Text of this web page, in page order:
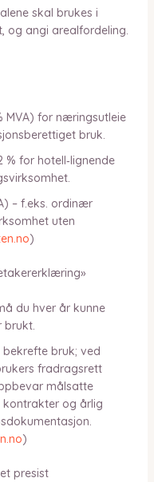
skal brukes i
og angi arealfordeling.
MVA) for næringsutleie
bruk.
% for hotell‑lignende
– f.eks. ordinær
uten
)
du hver år kunne
brukt.
bruk; ved
fradragsrett
målsatte
og årlig
)
presist